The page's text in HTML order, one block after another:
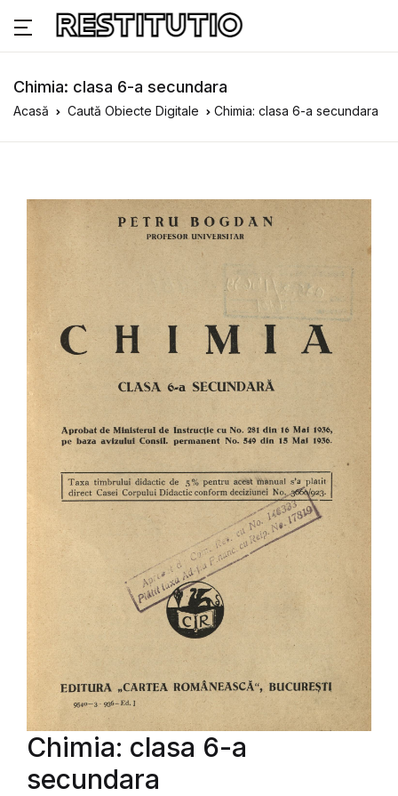
Chimia: clasa 6-a secundara
Acasă Caută Obiecte Digitale Chimia: clasa 6-a secundara
Chimia: clasa 6-a
secundara